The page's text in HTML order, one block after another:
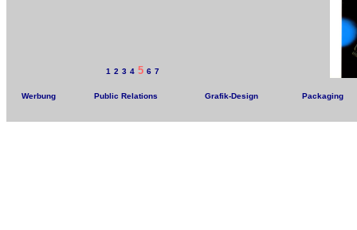
Public Relations
Werbung Grafik-Design Packaging
1 2 3 4 5 6 7